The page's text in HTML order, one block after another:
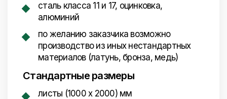
сталь класса 11 и 17, оцинковка,
алюминий
по желанию заказчика возможно
производство из иных нестандартных
материалов (латунь, бронза, медь)
Стандартные размеры
листы (1000 x 2000) мм